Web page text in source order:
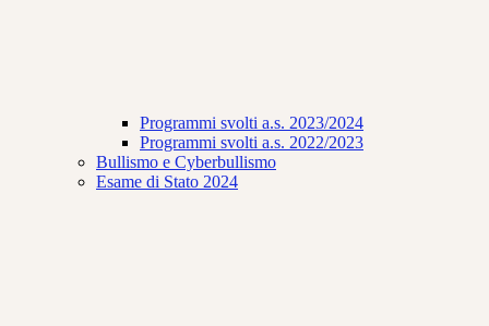
Programmi svolti a.s. 2023/2024
Programmi svolti a.s. 2022/2023
Bullismo e Cyberbullismo
Esame di Stato 2024